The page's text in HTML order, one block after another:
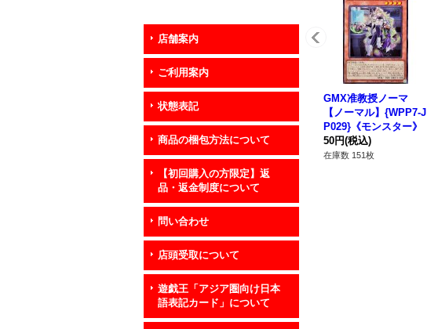
店舗案内
ご利用案内
状態表記
商品の梱包方法について
【初回購入の方限定】返
品・返金制度について
問い合わせ
店頭受取について
遊戯王「アジア圏向け日本
語表記カード」について
GMX准教授ノーマ
【ノーマル】{WPP7-J
P029}《モンスター》
50円(税込)
在庫数 151枚